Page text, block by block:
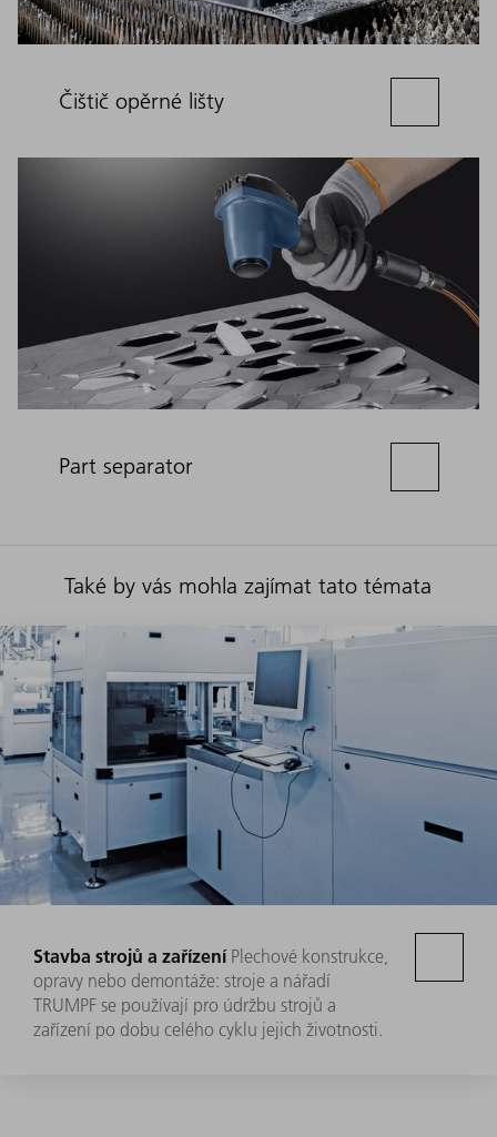
Čištič opěrné lišty
Part separator
Také by vás mohla zajímat tato témata
Stavba strojů a zařízení Plechové konstrukce,
opravy nebo demontáže: stroje a nářadí
TRUMPF se používají pro údržbu strojů a
zařízení po dobu celého cyklu jejich životnosti.